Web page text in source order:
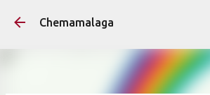
Ir al contenido
Chemamalaga